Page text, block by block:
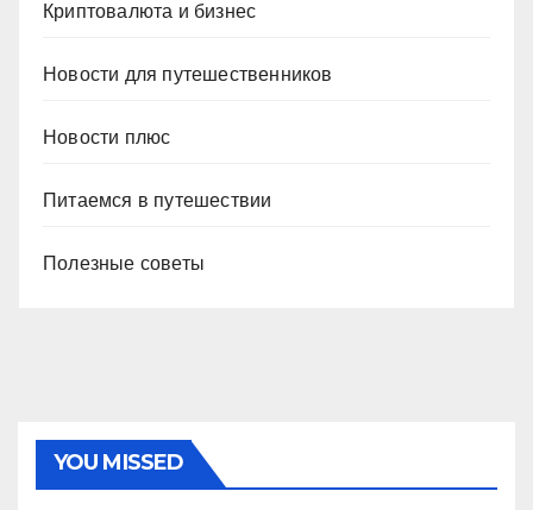
Криптовалюта и бизнес
Новости для путешественников
Новости плюс
Питаемся в путешествии
Полезные советы
YOU MISSED